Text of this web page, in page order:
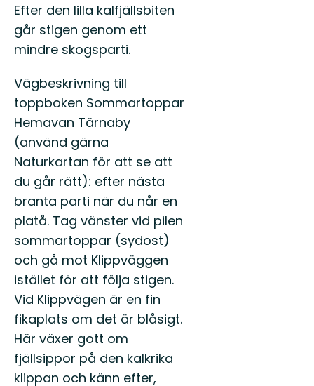
Efter den lilla kalfjällsbiten
går stigen genom ett
mindre skogsparti.
Vägbeskrivning till
toppboken Sommartoppar
Hemavan Tärnaby
(använd gärna
Naturkartan för att se att
du går rätt): efter nästa
branta parti när du når en
platå. Tag vänster vid pilen
sommartoppar (sydost)
och gå mot Klippväggen
istället för att följa stigen.
Vid Klippvägen är en fin
fikaplats om det är blåsigt.
Här växer gott om
fjällsippor på den kalkrika
klippan och känn efter,